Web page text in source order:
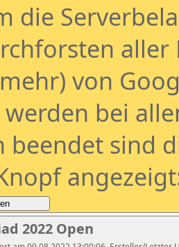
die
aller
von
bei
beendet sind
2022 Open